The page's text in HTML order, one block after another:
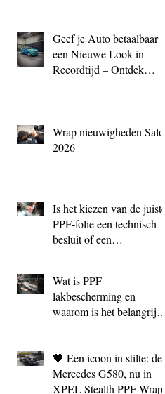
Geef je Auto betaalbaar
een Nieuwe Look in
Recordtijd – Ontdek
Wrap nieuwigheden Salon
2026
Is het kiezen van de juiste
PPF‑folie een technisch
besluit of een
Wat is PPF
lakbescherming en
waarom is het belangrijk?
🖤 Een icoon in stilte: de
Mercedes G580, nu in
XPEL Stealth PPF Wrap